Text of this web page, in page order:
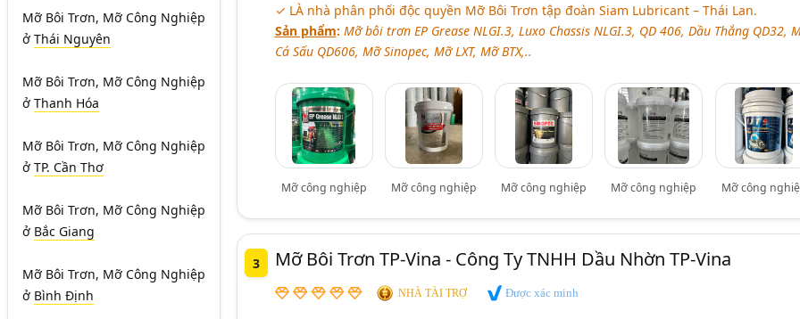
Mỡ Bôi Trơn, Mỡ Công Nghiệp
ở Thái Nguyên
Mỡ Bôi Trơn, Mỡ Công Nghiệp
ở Thanh Hóa
Mỡ Bôi Trơn, Mỡ Công Nghiệp
ở TP. Cần Thơ
Mỡ Bôi Trơn, Mỡ Công Nghiệp
ở Bắc Giang
Mỡ Bôi Trơn, Mỡ Công Nghiệp
ở Bình Định
✓ LÀ nhà phân phối độc quyền Mỡ Bôi Trơn tập đoàn Siam Lubricant – Thái Lan.
Sản phẩm: Mỡ bôi trơn EP Grease NLGI.3, Luxo Chassis NLGI.3, QD 406, Dầu Thắng QD32,
Cá Sấu QD606, Mỡ Sinopec, Mỡ LXT, Mỡ BTX,..
Mỡ công nghiệp Mỡ công nghiệp Mỡ công nghiệp Mỡ công nghiệp Mỡ công
3 Mỡ Bôi Trơn TP-Vina - Công Ty TNHH Dầu Nhờn TP-Vina
NHÀ TÀI TRỢ Được xác minh